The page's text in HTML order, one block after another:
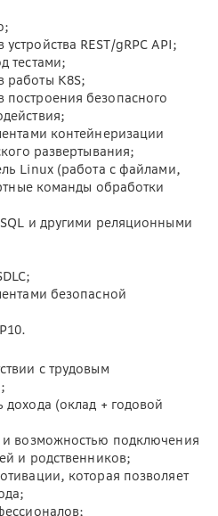
REST/gRPC API;
тестами;
K8S;
безопасного
контейнеризации
развертывания;
Linux (работа с файлами,
команды обработки
и другими реляционными
безопасной
с трудовым
(оклад + годовой
возможностью подключения
и родственников;
которая позволяет